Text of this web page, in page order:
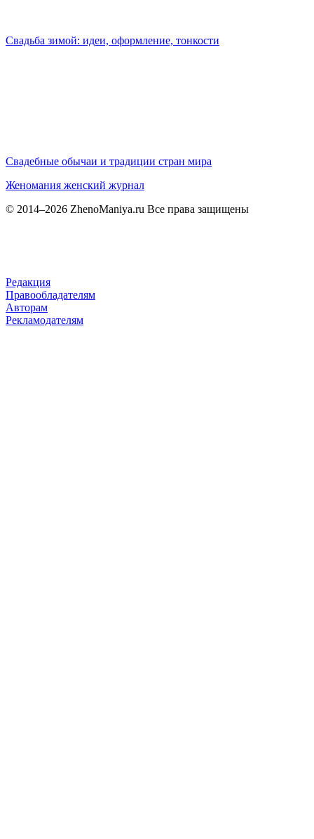
Свадьба зимой: идеи, оформление, тонкости
Свадебные обычаи и традиции стран мира
Женомания женский журнал
© 2014–2026 ZhenoManiya.ru Все права защищены
Редакция
Правообладателям
Авторам
Рекламодателям